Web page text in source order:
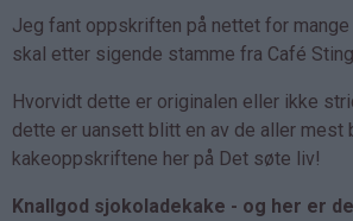
Jeg fant oppskriften på nettet for mange
skal etter sigende stamme fra Café
Hvorvidt dette er originalen eller ikke
dette er uansett blitt en av de aller mest
kakeoppskriftene her på Det søte liv!
Knallgod sjokoladekake - og her er